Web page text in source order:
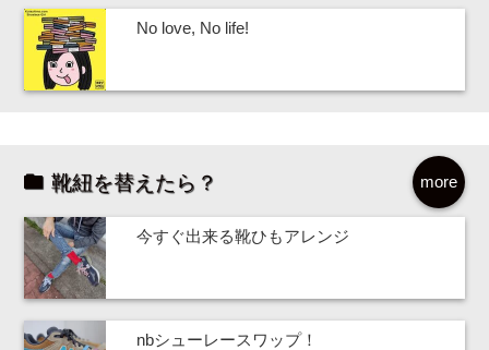
No love, No life!
more
靴紐を替えたら？
今すぐ出来る靴ひもアレンジ
nbシューレースワップ！